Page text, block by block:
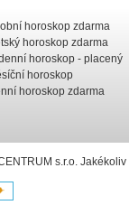
horoskop zdarma
horoskop zdarma
horoskop - placený
horoskop
horoskop zdarma
s.r.o.